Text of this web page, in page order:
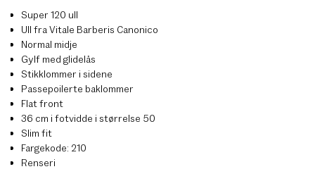
Super 120 ull
Ull fra Vitale Barberis Canonico
Normal midje
Gylf med glidelås
Stikklommer i sidene
Passepoilerte baklommer
Flat front
36 cm i fotvidde i størrelse 50
Slim fit
Fargekode: 210
Renseri